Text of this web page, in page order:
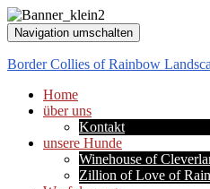
Navigation umschalten
Border Collies of Rainbow
Home
über uns
Kontakt
unsere Hunde
Winehouse of
Zillion of Love of